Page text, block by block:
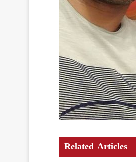
Related Articles